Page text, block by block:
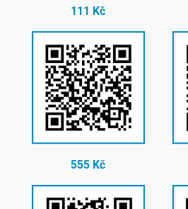
111 Kč
555 Kč